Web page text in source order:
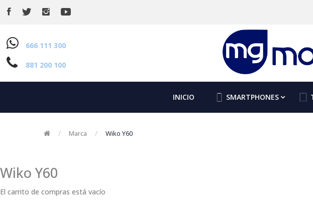
666 111 300
881 200 100
INICIO SMARTPHONES
Marca Wiko Y60
Wiko Y60
El carrito de compras está vacío